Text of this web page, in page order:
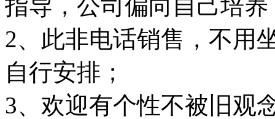
指导，公司偏向自己培养
2、此非电话销售，不用
自行安排；
3、欢迎有个性不被旧观